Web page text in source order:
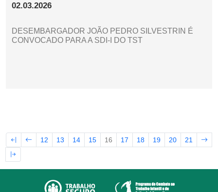
02.03.2026
DESEMBARGADOR JOÃO PEDRO SILVESTRIN É
CONVOCADO PARA A SDI-I DO TST
12 13 14 15 16 17 18 19 20 21